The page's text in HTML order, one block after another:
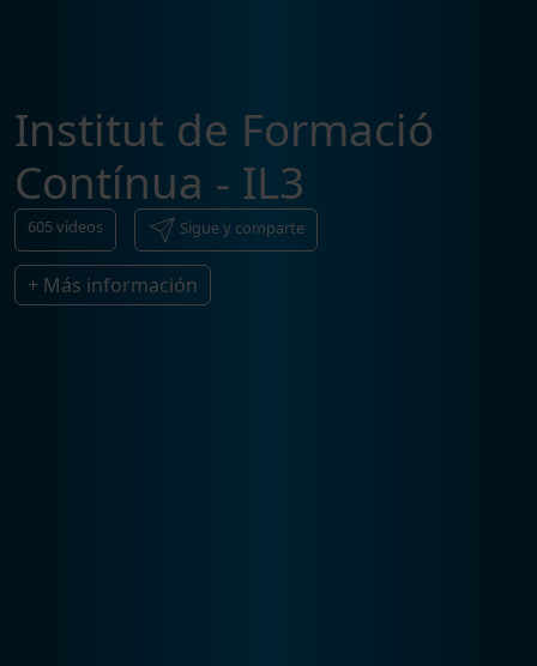
Institut de Formació
Contínua - IL3
605vídeos Sigue y comparte
+ Más información